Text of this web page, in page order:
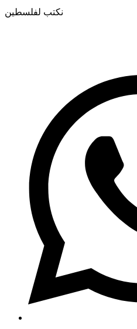
نكتب لفلسطين